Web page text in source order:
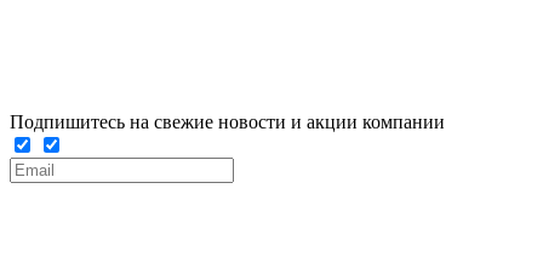
Подпишитесь на свежие новости и акции компании